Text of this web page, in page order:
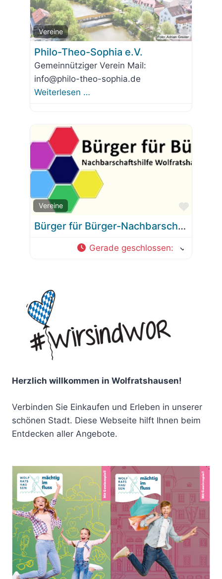
Vereine
Favorit
Philo-Theo-Sophia e.V.
Gemeinnütziger Verein Mail:
info@philo-theo-sophia.de
Weiterlesen …
Vereine
Favorit
Bürger für Bürger-Nachbarschaftshilfe Wolfratshausen e.V.
Gerade geschlossen:
Herzlich willkommen in Wolfratshausen!
Verbinden Sie Einkaufen und Erleben in unserer
schönen Stadt. Diese Webseite hilft Ihnen beim
Entdecken aller Angebote.